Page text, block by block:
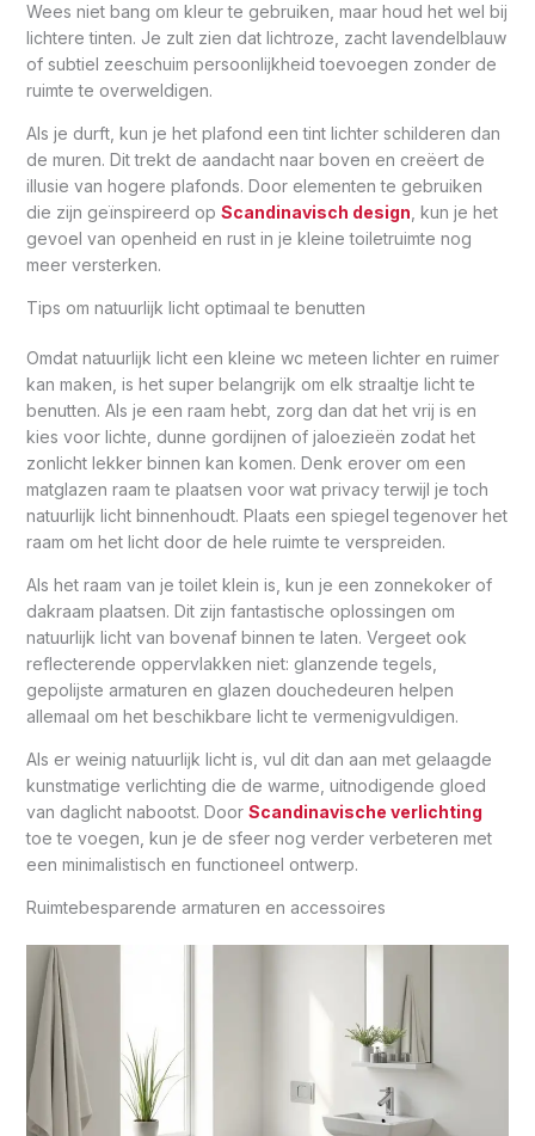
Wees niet bang om kleur te gebruiken, maar houd het wel bij
lichtere tinten. Je zult zien dat lichtroze, zacht lavendelblauw
of subtiel zeeschuim persoonlijkheid toevoegen zonder de
ruimte te overweldigen.
Als je durft, kun je het plafond een tint lichter schilderen dan
de muren. Dit trekt de aandacht naar boven en creëert de
illusie van hogere plafonds. Door elementen te gebruiken
die zijn geïnspireerd op Scandinavisch design , kun je het
gevoel van openheid en rust in je kleine toiletruimte nog
meer versterken.
Tips om natuurlijk licht optimaal te benutten
Omdat natuurlijk licht een kleine wc meteen lichter en ruimer
kan maken, is het super belangrijk om elk straaltje licht te
benutten. Als je een raam hebt, zorg dan dat het vrij is en
kies voor lichte, dunne gordijnen of jaloezieën zodat het
zonlicht lekker binnen kan komen. Denk erover om een
matglazen raam te plaatsen voor wat privacy terwijl je toch
natuurlijk licht binnenhoudt. Plaats een spiegel tegenover het
raam om het licht door de hele ruimte te verspreiden.
Als het raam van je toilet klein is, kun je een zonnekoker of
dakraam plaatsen. Dit zijn fantastische oplossingen om
natuurlijk licht van bovenaf binnen te laten. Vergeet ook
reflecterende oppervlakken niet: glanzende tegels,
gepolijste armaturen en glazen douchedeuren helpen
allemaal om het beschikbare licht te vermenigvuldigen.
Als er weinig natuurlijk licht is, vul dit dan aan met gelaagde
kunstmatige verlichting die de warme, uitnodigende gloed
van daglicht nabootst. Door Scandinavische verlichting
toe te voegen, kun je de sfeer nog verder verbeteren met
een minimalistisch en functioneel ontwerp.
Ruimtebesparende armaturen en accessoires